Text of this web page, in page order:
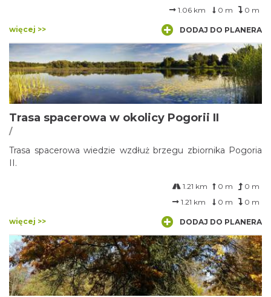
1.06 km
0 m 0 m
więcej >> DODAJ DO PLANERA
Trasa spacerowa w okolicy Pogorii II
/
Trasa spacerowa wiedzie wzdłuż brzegu zbiornika Pogoria
II.
1.21 km 0 m
0 m
1.21 km
0 m 0 m
więcej >> DODAJ DO PLANERA